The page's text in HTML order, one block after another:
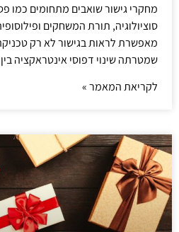
מחקרי גישור שואבים מתחומים כמו
סוציולוגיה, תורת המשחקים
מאפשרת לראות בגישור לא רק
שמטרתה שינוי דפוסי אינטראקציה
לקריאת המאמר »